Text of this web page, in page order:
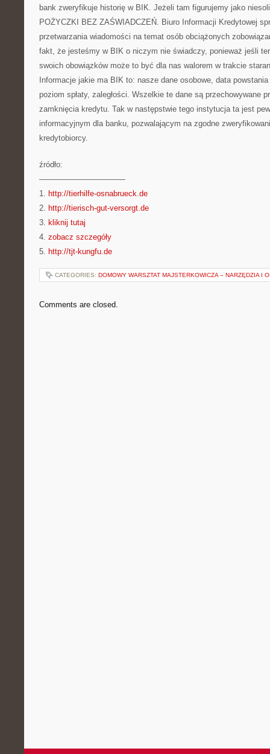
bank zweryfikuje historię w BIK. Jeżeli tam figurujemy jako
POŻYCZKI BEZ ZAŚWIADCZEŃ. Biuro Informacji Kredytowej
przetwarzania wiadomości na temat osób obciążonych
fakt, że jesteśmy w BIK o niczym nie świadczy, ponieważ jeśli
swoich obowiązków może to być dla nas walorem w trakcie
Informacje jakie ma BIK to: nasze dane osobowe, data
poziom spłaty, zaległości. Wszelkie te dane są przechowywane
zamknięcia kredytu. Tak w następstwie tego instytucja ta jest
informacyjnym dla banku, pozwalającym na zgodne
kredytobiorcy.
źródło:
———————————
1. http://tierhilfe-osnabrueck.de
2. http://tierisch-gut-versorgt.de
3. kliknij tutaj
4. zobacz szczegóły
5. http://tjt-kungfu.de
CATEGORIES: DOMOWY WARSZTAT MAJSTERKOWICZA – NARZĘDZIA I
Comments are closed.